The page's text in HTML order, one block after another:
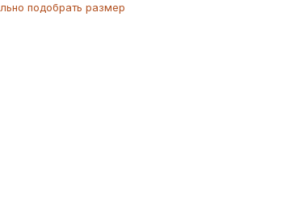
подобрать размер